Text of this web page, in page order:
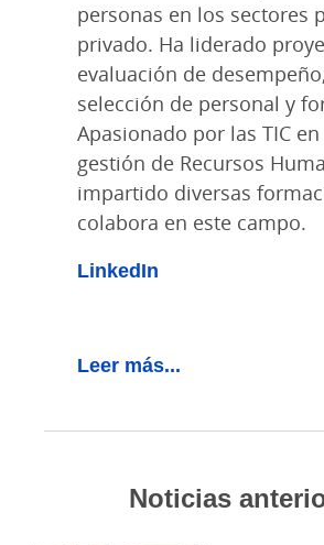
personas en los sectores
privado. Ha liderado
evaluación de desempeño,
selección de personal y
Apasionado por las TIC en
gestión de Recursos
impartido diversas
colabora en este campo.
LinkedIn
Leer más...
Noticias